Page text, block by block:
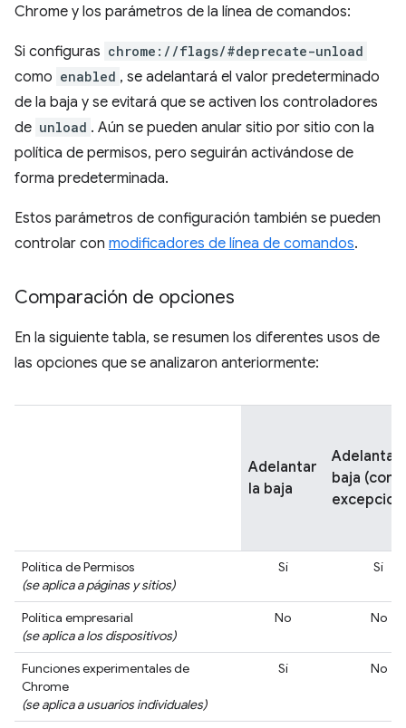
Chrome y los parámetros de la línea de comandos:
Si configuras chrome://flags/#deprecate-unload
como enabled , se adelantará el valor predeterminado
de la baja y se evitará que se activen los controladores
de unload . Aún se pueden anular sitio por sitio con la
política de permisos, pero seguirán activándose de
forma predeterminada.
Estos parámetros de configuración también se pueden
controlar con modificadores de línea de comandos.
Comparación de opciones
En la siguiente tabla, se resumen los diferentes usos de
las opciones que se analizaron anteriormente:
Adelantar
la baja
Adelantar
baja (con
Política de Permisos
(se aplica a páginas y sitios)
Sí Sí
Política empresarial
(se aplica a los dispositivos)
No No
Funciones experimentales de
Chrome
(se aplica a usuarios individuales)
Sí No